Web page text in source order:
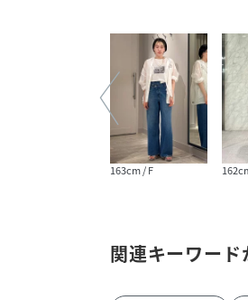
163cm / F
関連キーワード